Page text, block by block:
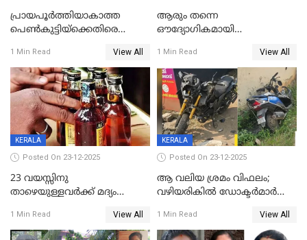
പ്രായപൂർത്തിയാകാത്ത
പെൺകുട്ടിയ്ക്കെതിരെ
59 വർഷം തടവും 90,൦൦൦ രൂപ
പിഴയും ശിക്ഷ
1 Min Read View All
ആരും തന്നെ
ഔദ്യോഗികമായി
കണ്ടെത്താൻ ഇന്ന് കോർ
കമ്മിറ്റി കൂടിയില്ല';
അതൃപ്തിയുമായി ദീപ്തി മേരി
വർഗീസ്
1 Min Read View All
KERALA
Posted On 23-12-2025
23 വയസ്സിനു
താഴെയുള്ളവർക്ക് മദ്യം
നടപടി;സ്ഥാപനങ്ങൾക്കെതിരെ
രണ്ട് കേസുകൾ
1 Min Read View All
KERALA
Posted On 23-12-2025
ആ വലിയ ശ്രമം വിഫലം;
വഴിയരികില്‍ ‌ഡോക്ടര്‍മാര്‍
മരണത്തിന് കീഴടങ്ങി
1 Min Read View All